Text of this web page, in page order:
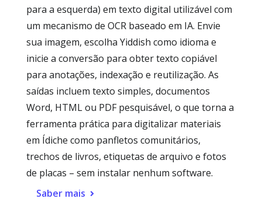
para a esquerda) em texto digital utilizável com
um mecanismo de OCR baseado em IA. Envie
sua imagem, escolha Yiddish como idioma e
inicie a conversão para obter texto copiável
para anotações, indexação e reutilização. As
saídas incluem texto simples, documentos
Word, HTML ou PDF pesquisável, o que torna a
ferramenta prática para digitalizar materiais
em Ídiche como panfletos comunitários,
trechos de livros, etiquetas de arquivo e fotos
de placas – sem instalar nenhum software.
Saber mais